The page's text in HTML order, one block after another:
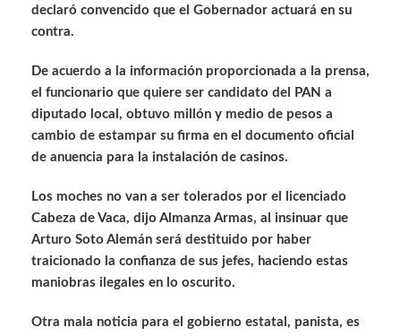
declaró convencido que el Gobernador actuará en su
contra.
De acuerdo a la información proporcionada a la prensa,
el funcionario que quiere ser candidato del PAN a
diputado local, obtuvo millón y medio de pesos a
cambio de estampar su firma en el documento oficial
de anuencia para la instalación de casinos.
Los moches no van a ser tolerados por el licenciado
Cabeza de Vaca, dijo Almanza Armas, al insinuar que
Arturo Soto Alemán será destituido por haber
traicionado la confianza de sus jefes, haciendo estas
maniobras ilegales en lo oscurito.
Otra mala noticia para el gobierno estatal, panista, es